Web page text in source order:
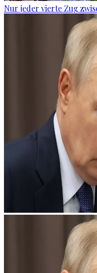
Nur jeder vierte Zug